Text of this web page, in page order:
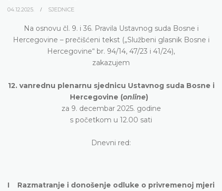
04.12.2025. SJEDNICE
Na osnovu čl. 9. i 36. Pravila Ustavnog suda Bosne i
Hercegovine – prečišćeni tekst („Službeni glasnik Bosne i
Hercegovine“ br. 94/14, 47/23 i 41/24),
zakazujem
12. vanrednu plenarnu sjednicu Ustavnog suda Bosne i
Hercegovine (online)
za 9. decembar 2025. godine
s početkom u 12.00 sati
Dnevni red:
I Razmatranje i donošenje odluke o privremenoj mjeri